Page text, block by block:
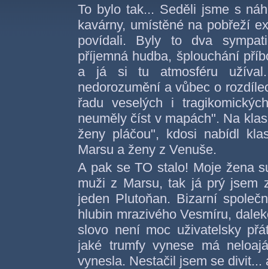
To bylo tak... Seděli jsme s
kavárny, umístěné na pobřeží
povídali. Byly to dva
příjemná hudba, šplouchání
a já si tu atmosféru užíval.
nedorozumění a vůbec o
řadu veselých i
neuměly číst v mapách". Na
ženy pláčou", kdosi nabídl
Marsu a ženy z Venuše.
A pak se TO stalo! Moje žena
muži z Marsu, tak já prý jsem
jeden Plutoňan. Bizarní
hlubin mrazivého Vesmíru,
slovo není moc uživatelsky
jaké trumfy vynese má
vynesla. Nestačil jsem se divit...